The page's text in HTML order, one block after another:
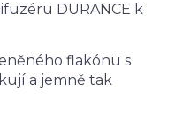
DURANCE k
flakónu s
a jemně tak